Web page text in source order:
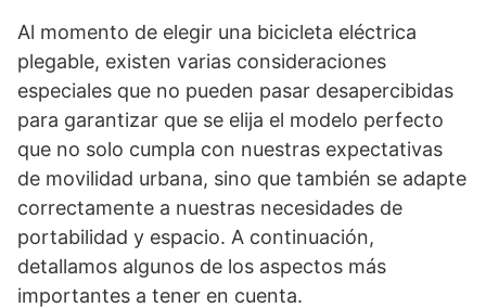
Al momento de elegir una bicicleta eléctrica
plegable, existen varias consideraciones
especiales que no pueden pasar desapercibidas
para garantizar que se elija el modelo perfecto
que no solo cumpla con nuestras expectativas
de movilidad urbana, sino que también se adapte
correctamente a nuestras necesidades de
portabilidad y espacio. A continuación,
detallamos algunos de los aspectos más
importantes a tener en cuenta.